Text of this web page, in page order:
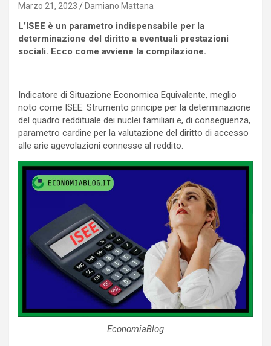
Marzo 21, 2023 Damiano Mattana
L’ISEE è un parametro indispensabile per la
determinazione del diritto a eventuali prestazioni
sociali. Ecco come avviene la compilazione.
Indicatore di Situazione Economica Equivalente, meglio
noto come ISEE. Strumento principe per la determinazione
del quadro reddituale dei nuclei familiari e, di conseguenza,
parametro cardine per la valutazione del diritto di accesso
alle arie agevolazioni connesse al reddito.
EconomiaBlog